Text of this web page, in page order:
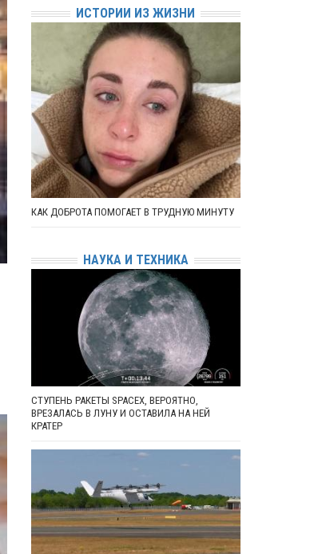
ИСТОРИИ ИЗ ЖИЗНИ
КАК ДОБРОТА ПОМОГАЕТ В ТРУДНУЮ МИНУТУ
НАУКА И ТЕХНИКА
СТУПЕНЬ РАКЕТЫ SPACEX, ВЕРОЯТНО,
ВРЕЗАЛАСЬ В ЛУНУ И ОСТАВИЛА НА НЕЙ
КРАТЕР